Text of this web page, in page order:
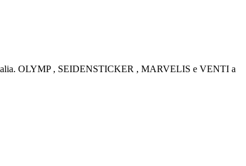
OLYMP , SEIDENSTICKER , MARVELIS e VENTI a